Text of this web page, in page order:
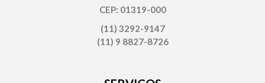
CEP: 01319-000
(11) 3292-9147
(11) 9 8827-8726